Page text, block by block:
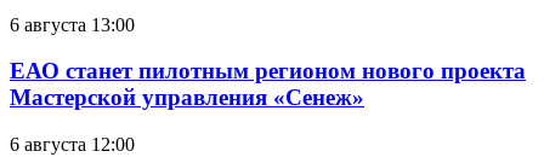
6 августа 13:00
ЕАО станет пилотным регионом нового проекта
Мастерской управления «Сенеж»
6 августа 12:00